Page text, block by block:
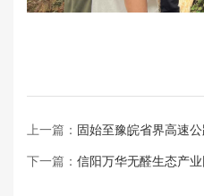
上一篇： 固始至豫皖省界高速
下一篇： 信阳万华无醛生态产